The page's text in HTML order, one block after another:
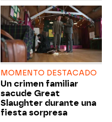
MOMENTO DESTACADO
Un crimen familiar
sacude Great
Slaughter durante una
fiesta sorpresa